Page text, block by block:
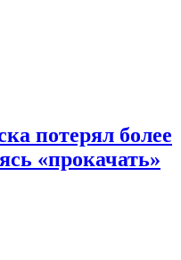
потерял более
«прокачать»